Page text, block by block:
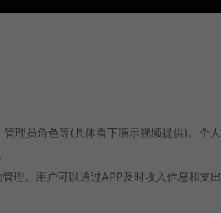
理员角色等(具体看下演示视频提供)。个人
理。用户可以通过APP及时收入信息和支出